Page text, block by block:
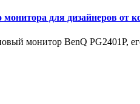
монитора для дизайнеров от
монитор BenQ PG2401P,